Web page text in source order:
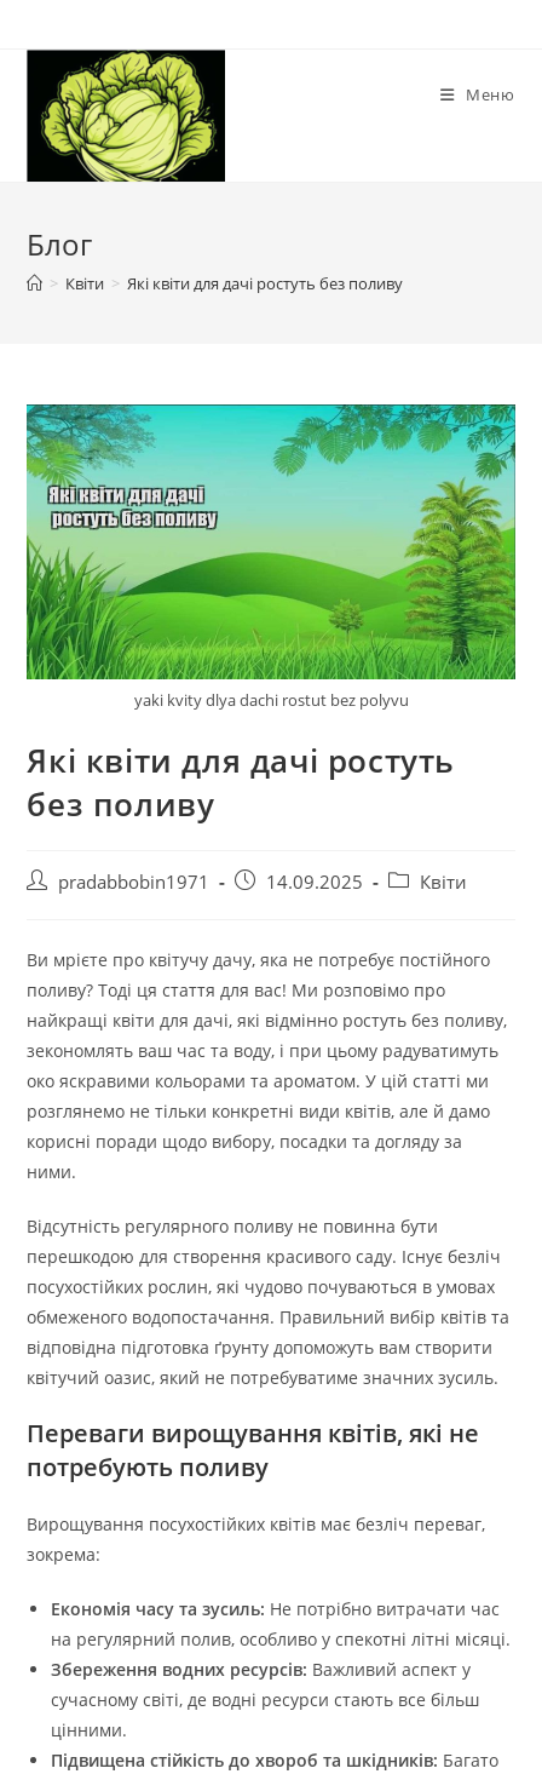
Меню
Блог
> Квіти > Які квіти для дачі ростуть без поливу
yaki kvity dlya dachi rostut bez polyvu
Які квіти для дачі ростуть
без поливу
Авторpradabbobin1971
Запис14.09.2025
Категорія
Квіти
Ви мрієте про квітучу дачу, яка не потребує постійного
поливу? Тоді ця стаття для вас! Ми розповімо про
найкращі квіти для дачі, які відмінно ростуть без поливу,
зекономлять ваш час та воду, і при цьому радуватимуть
око яскравими кольорами та ароматом. У цій статті ми
розглянемо не тільки конкретні види квітів, але й дамо
корисні поради щодо вибору, посадки та догляду за
ними.
Відсутність регулярного поливу не повинна бути
перешкодою для створення красивого саду. Існує безліч
посухостійких рослин, які чудово почуваються в умовах
обмеженого водопостачання. Правильний вибір квітів та
відповідна підготовка ґрунту допоможуть вам створити
квітучий оазис, який не потребуватиме значних зусиль.
Переваги вирощування квітів, які не
потребують поливу
Вирощування посухостійких квітів має безліч переваг,
зокрема:
Економія часу та зусиль: Не потрібно витрачати час
на регулярний полив, особливо у спекотні літні місяці.
Збереження водних ресурсів: Важливий аспект у
сучасному світі, де водні ресурси стають все більш
цінними.
Підвищена стійкість до хвороб та шкідників: Багато